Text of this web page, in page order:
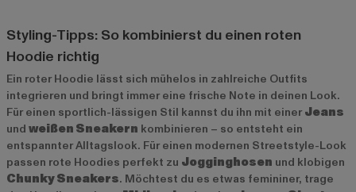
Styling-Tipps: So kombinierst du einen roten
Hoodie richtig
Ein roter Hoodie lässt sich mühelos in zahlreiche Outfits
integrieren und bringt immer eine frische Note in deinen Look.
Für einen sportlich-lässigen Stil kannst du ihn mit einer Jeans
und weißen Sneakern kombinieren – so entsteht ein
entspannter Alltagslook. Für einen modernen Streetstyle-Look
passen rote Hoodies perfekt zu Jogginghosen und klobigen
Chunky Sneakers. Möchtest du es etwas femininer, trage